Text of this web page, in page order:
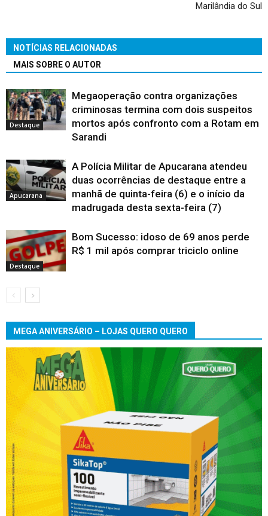
Marilândia do Sul
NOTÍCIAS RELACIONADAS
MAIS SOBRE O AUTOR
Destaque
Megaoperação contra organizações
criminosas termina com dois suspeitos
mortos após confronto com a Rotam em
Sarandi
Apucarana
A Polícia Militar de Apucarana atendeu
duas ocorrências de destaque entre a
manhã de quinta-feira (6) e o início da
madrugada desta sexta-feira (7)
Destaque
Bom Sucesso: idoso de 69 anos perde
R$ 1 mil após comprar triciclo online
MEGA ANIVERSÁRIO – LOJAS QUERO QUERO